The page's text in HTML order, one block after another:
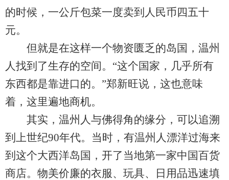
的时候，一公斤包菜一度卖到人民币四五十
元。
但就是在这样一个物资匮乏的岛国，温州
人找到了生存的空间。“这个国家，几乎所有
东西都是靠进口的。”郑新旺说，这也意味
着，这里遍地商机。
其实，温州人与佛得角的缘分，可以追溯
到上世纪90年代。当时，有温州人漂洋过海来
到这个大西洋岛国，开了当地第一家中国百货
商店。物美价廉的衣服、玩具、日用品迅速填